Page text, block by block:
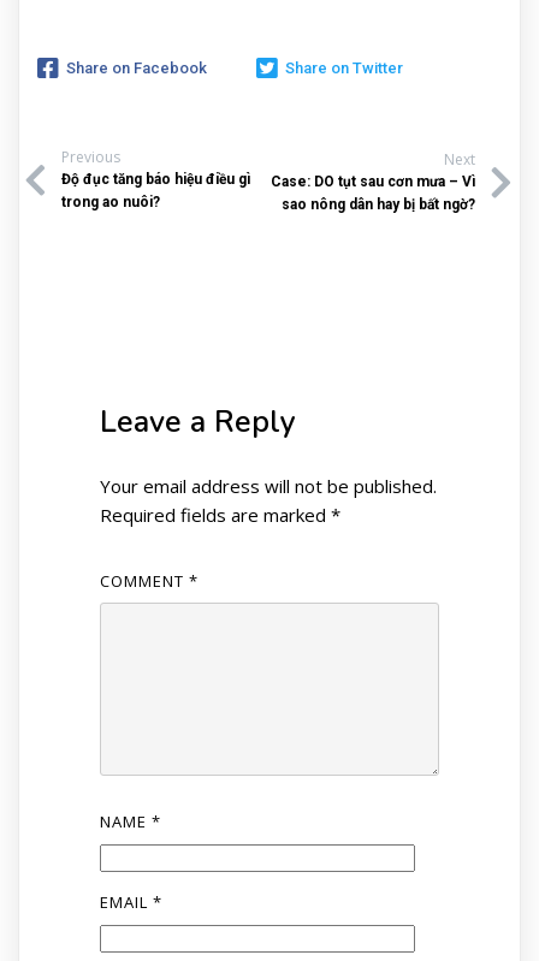
Share on Facebook Share on Twitter
Previous
Độ đục tăng báo hiệu điều gì
trong ao nuôi?
Next
Case: DO tụt sau cơn mưa – Vì
sao nông dân hay bị bất ngờ?
Leave a Reply
Your email address will not be published.
Required fields are marked *
COMMENT *
NAME *
EMAIL *